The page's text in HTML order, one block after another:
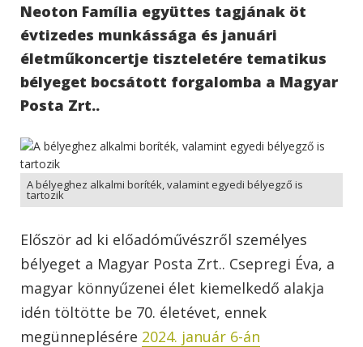
Neoton Família együttes tagjának öt
évtizedes munkássága és januári
életműkoncertje tiszteletére tematikus
bélyeget bocsátott forgalomba a Magyar
Posta Zrt..
A bélyeghez alkalmi boríték, valamint egyedi bélyegző is
tartozik
Először ad ki előadóművészről személyes
bélyeget a Magyar Posta Zrt.. Csepregi Éva, a
magyar könnyűzenei élet kiemelkedő alakja
idén töltötte be 70. életévet, ennek
megünneplésére 2024. január 6-án